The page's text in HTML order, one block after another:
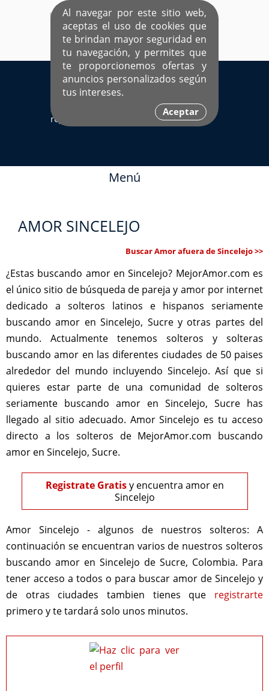
Al navegar por este sitio web,
aceptas el uso de cookies que
te brindan mayor seguridad en
tu navegación, y permites que
te proporcionemos ofertas y
anuncios personalizados según
tus intereses.
Aceptar
EL ÚNICO SITIO DEDICADO A SOLTEROS
HISPANOS COMO TÚ
Ingresa aquí
Sí ya estás
registrado
Menú
AMOR SINCELEJO
Buscar Amor afuera de Sincelejo >>
¿Estas buscando amor en Sincelejo? MejorAmor.com es
el único sitio de búsqueda de pareja y amor por internet
dedicado a solteros latinos e hispanos seriamente
buscando amor en Sincelejo, Sucre y otras partes del
mundo. Actualmente tenemos solteros y solteras
buscando amor en las diferentes ciudades de 50 paises
alrededor del mundo incluyendo Sincelejo. Así que si
quieres estar parte de una comunidad de solteros
seriamente buscando amor en Sincelejo, Sucre has
llegado al sitio adecuado. Amor Sincelejo es tu acceso
directo a los solteros de MejorAmor.com buscando
amor en Sincelejo, Sucre.
Registrate Gratisy encuentra amor en
Sincelejo
Amor Sincelejo - algunos de nuestros solteros: A
continuación se encuentran varios de nuestros solteros
buscando amor en Sincelejo de Sucre, Colombia. Para
tener acceso a todos o para buscar amor de Sincelejo y
de otras ciudades tambien tienes que registrarte
primero y te tardará solo unos minutos.